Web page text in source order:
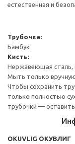
естественная и
Трубочка:
Бамбук
Кисть:
Нержавеющая сталь,
Мыть только
Чтобы сохранить
только полностью
трубочки — оставить
OKUVLIG ОКУВЛИГ